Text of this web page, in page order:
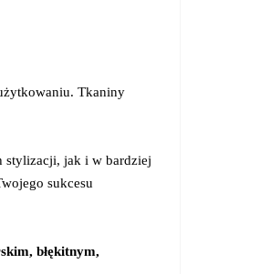
Tkaniny
stylizacji, jak i w bardziej
sukcesu
błękitnym,